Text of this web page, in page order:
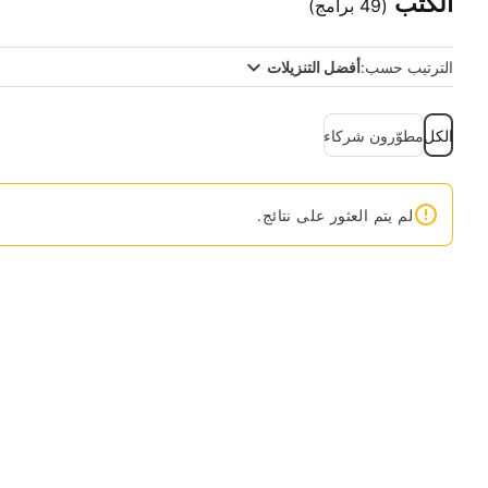
(49 برامج)
الترتيب حسب:أفضل التنزيلات
الكلمطوّرون شركاء
لم يتم العثور على نتائج.